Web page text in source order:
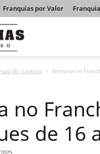
Franquias por Valor
Franquias
de
do sucesso Semana no
no
de 16